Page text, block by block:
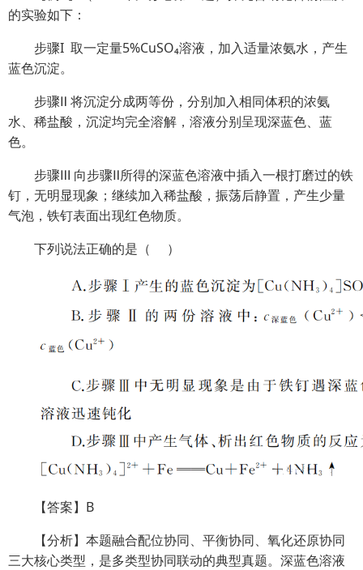
的实验如下：
步骤I 取一定量5%CuSO₄溶液，加入适量浓氨水，产生
蓝色沉淀。
步骤Ⅱ 将沉淀分成两等份，分别加入相同体积的浓氨
水、稀盐酸，沉淀均完全溶解，溶液分别呈现深蓝色、蓝
色。
步骤Ⅲ 向步骤Ⅱ所得的深蓝色溶液中插入一根打磨过的铁
钉，无明显现象；继续加入稀盐酸，振荡后静置，产生少量
气泡，铁钉表面出现红色物质。
下列说法正确的是（ ）
【答案】B
【分析】本题融合配位协同、平衡协同、氧化还原协同
三大核心类型，是多类型协同联动的典型真题。深蓝色溶液